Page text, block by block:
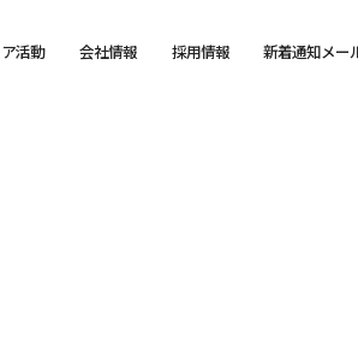
活動 会社情報 採用情報 新着通知メー